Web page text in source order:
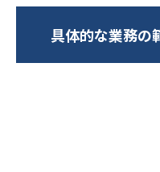
具体的な業務の